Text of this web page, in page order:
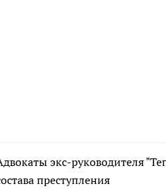
экс-руководителя
преступления